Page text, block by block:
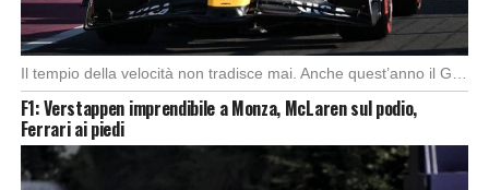
Foto: SkySport
F1: Verstappen imprendibile a Monza, McLaren sul podio,
Ferrari ai piedi